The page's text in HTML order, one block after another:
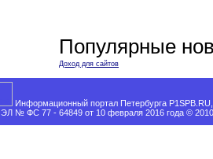
Популярные
Доход для сайтов
Информационный портал Петербурга
ЭЛ № ФС 77 - 64849 от 10 февраля 2016 года ©